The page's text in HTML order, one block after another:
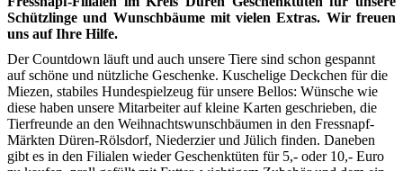
Schützlinge und Wunschbäume mit vielen Extras. Wir freuen
uns auf Ihre Hilfe.
Der Countdown läuft und auch unsere Tiere sind schon gespannt
auf schöne und nützliche Geschenke. Kuschelige Deckchen für die
Miezen, stabiles Hundespielzeug für unsere Bellos: Wünsche wie
diese haben unsere Mitarbeiter auf kleine Karten geschrieben, die
Tierfreunde an den Weihnachtswunschbäumen in den Fressnapf-
Märkten Düren-Rölsdorf, Niederzier und Jülich finden. Daneben
gibt es in den Filialen wieder Geschenktüten für 5,- oder 10,- Euro